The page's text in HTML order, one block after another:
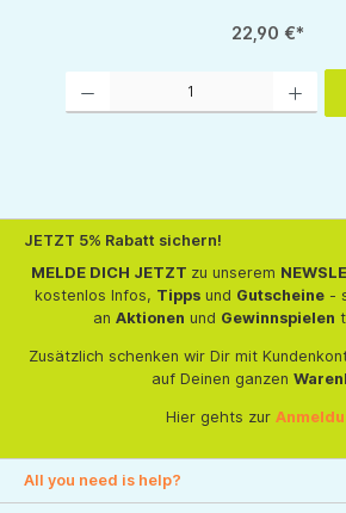
22,90 €*
JETZT 5% Rabatt sichern!
MELDE DICH JETZT zu unserem
kostenlos Infos, Tippsund Gutscheine-
an Aktionen und Gewinnspielen
Zusätzlich schenken wir Dir mit
auf Deinen ganzen
Hier gehts zur
All you need is help?